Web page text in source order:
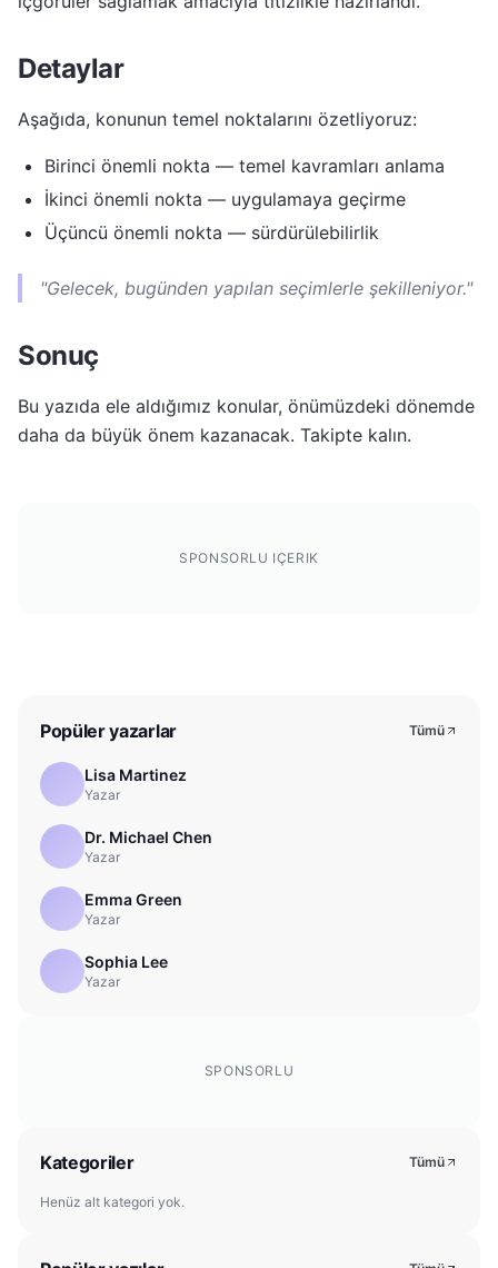
Detaylar
Aşağıda, konunun temel noktalarını özetliyoruz:
Birinci önemli nokta — temel kavramları anlama
İkinci önemli nokta — uygulamaya geçirme
Üçüncü önemli nokta — sürdürülebilirlik
"Gelecek, bugünden yapılan seçimlerle şekilleniyor."
Sonuç
Bu yazıda ele aldığımız konular, önümüzdeki dönemde
daha da büyük önem kazanacak. Takipte kalın.
SPONSORLU IÇERIK
Popüler yazarlar Tümü
Lisa Martinez
Yazar
Dr. Michael Chen
Yazar
Emma Green
Yazar
Sophia Lee
Yazar
SPONSORLU
Kategoriler Tümü
Henüz alt kategori yok.